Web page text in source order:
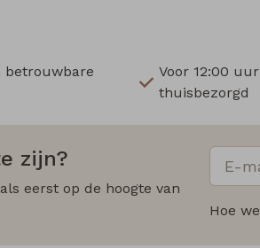
betrouwbare
Voor 12:00
thuisbezorgd
zijn?
eerst op de hoogte van
Hoe